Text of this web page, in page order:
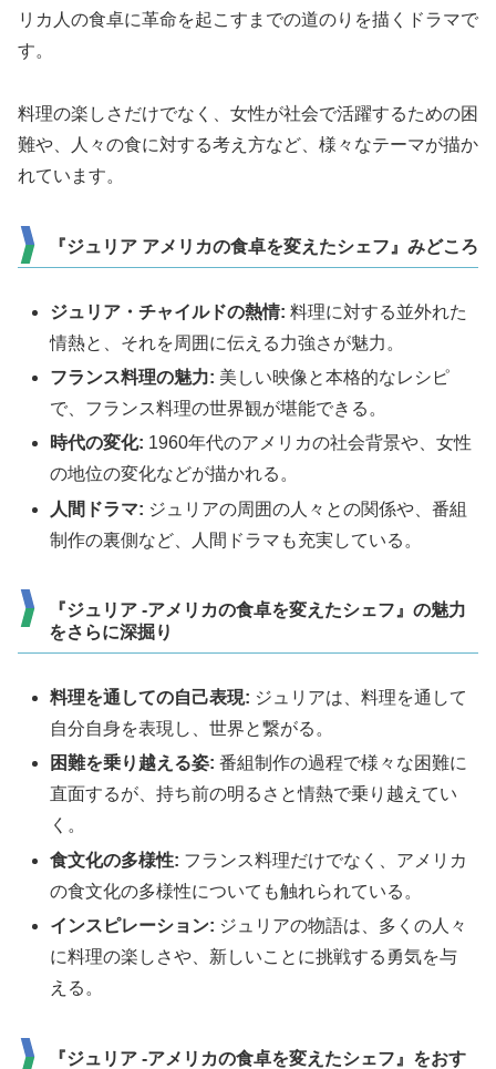
リカ人の食卓に革命を起こすまでの道のりを描くドラマで
す。
料理の楽しさだけでなく、女性が社会で活躍するための困
難や、人々の食に対する考え方など、様々なテーマが描か
れています。
『ジュリア アメリカの食卓を変えたシェフ』みどころ
ジュリア・チャイルドの熱情: 料理に対する並外れた
情熱と、それを周囲に伝える力強さが魅力。
フランス料理の魅力: 美しい映像と本格的なレシピ
で、フランス料理の世界観が堪能できる。
時代の変化: 1960年代のアメリカの社会背景や、女性
の地位の変化などが描かれる。
人間ドラマ: ジュリアの周囲の人々との関係や、番組
制作の裏側など、人間ドラマも充実している。
『ジュリア -アメリカの食卓を変えたシェフ』の魅力
をさらに深掘り
料理を通しての自己表現: ジュリアは、料理を通して
自分自身を表現し、世界と繋がる。
困難を乗り越える姿:番組制作の過程で様々な困難に
直面するが、持ち前の明るさと情熱で乗り越えてい
く。
食文化の多様性: フランス料理だけでなく、アメリカ
の食文化の多様性についても触れられている。
インスピレーション: ジュリアの物語は、多くの人々
に料理の楽しさや、新しいことに挑戦する勇気を与
える。
『ジュリア -アメリカの食卓を変えたシェフ』をおす